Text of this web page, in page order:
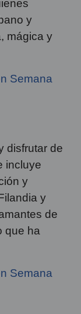
y
mágica y
Semana
disfrutar de
incluye
y
y
de
que ha
Semana